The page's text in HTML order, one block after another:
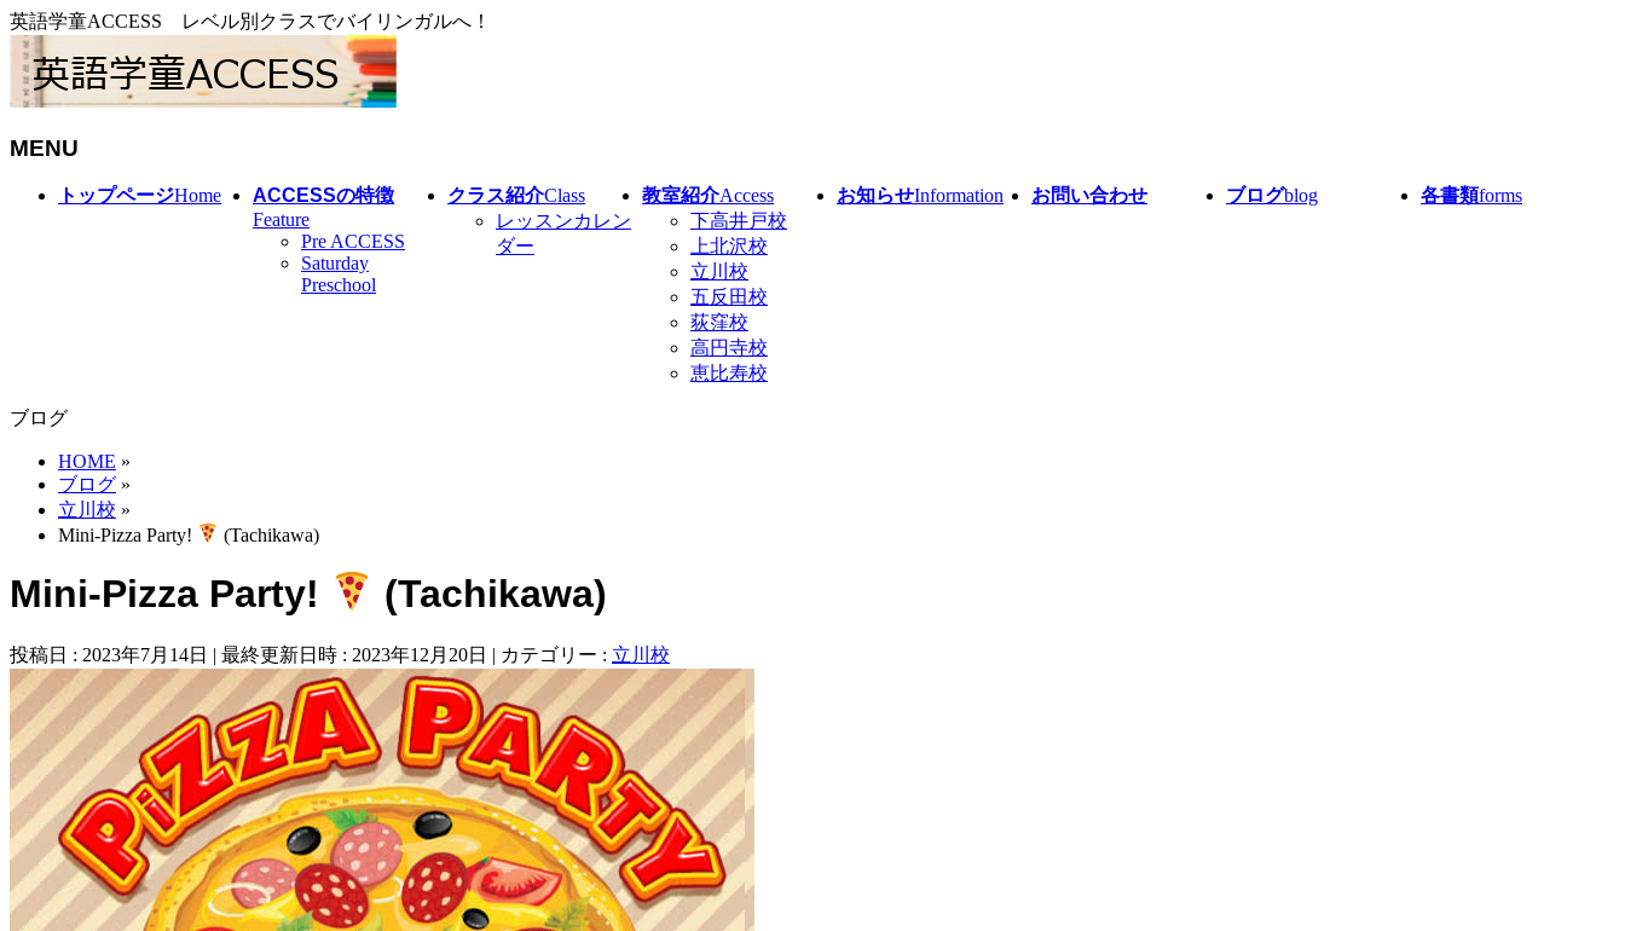
英語学童ACCESS レベル別クラスでバイリンガルへ！
MENU
トップページHome
ACCESSの特徴
Feature
Pre ACCESS
Saturday
Preschool
クラス紹介Class
レッスンカレン
ダー
教室紹介Access
下高井戸校
上北沢校
立川校
五反田校
荻窪校
高円寺校
恵比寿校
お知らせInformation お問い合わせ ブログblog 各書類forms
ブログ
HOME »
ブログ »
立川校 »
Mini-Pizza Party!
(Tachikawa)
Mini-Pizza Party! (Tachikawa)
投稿日 : 2023年7月14日 最終更新日時 : 2023年12月20日 カテゴリー : 立川校